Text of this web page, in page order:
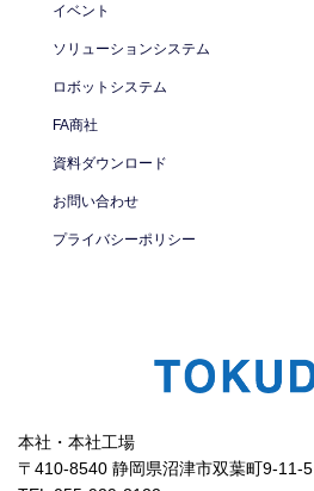
イベント
ソリューションシステム
ロボットシステム
FA商社
資料ダウンロード
お問い合わせ
プライバシーポリシー
本社・本社工場
〒410-8540 静岡県沼津市双葉町9-11-5